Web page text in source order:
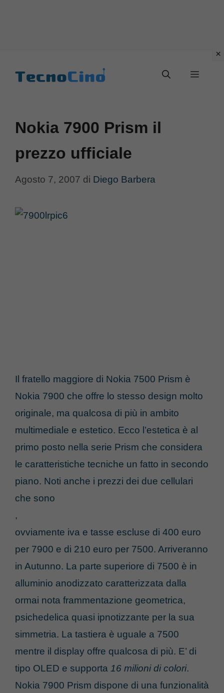
Menu
Nokia 7900 Prism il
prezzo ufficiale
Agosto 7, 2007 di Diego Barbera
Il fratello maggiore di Nokia 7500 Prism è
Nokia 7900 che offre lo stesso design molto
originale, ma qualcosa di più in ambito
multimediale e estetico. Ecco l’estetica è al
primo posto nella serie Prism che considera
le caratteristiche tecniche un fatto in secondo
piano. Noti anche i prezzi dei due cellulari
che sono
,
ovviamente iva e tasse escluse di 400 euro
per 7900 e di 210 euro per 7500. Arriveranno
in Autunno. La parte superiore di 7500 è in
alluminio anodizzato caratterizzata dalla
ormai nota frammentazione geometrica,
psichedelica quasi ipnotizzante per la sua
simmetria. La tastiera è uguale a 7500
mentre il display offre qualcosa di più. E’ di
tipo OLED e supporta 16 milioni di colori.
Nokia 7900 Prism dispone di una funzionalità